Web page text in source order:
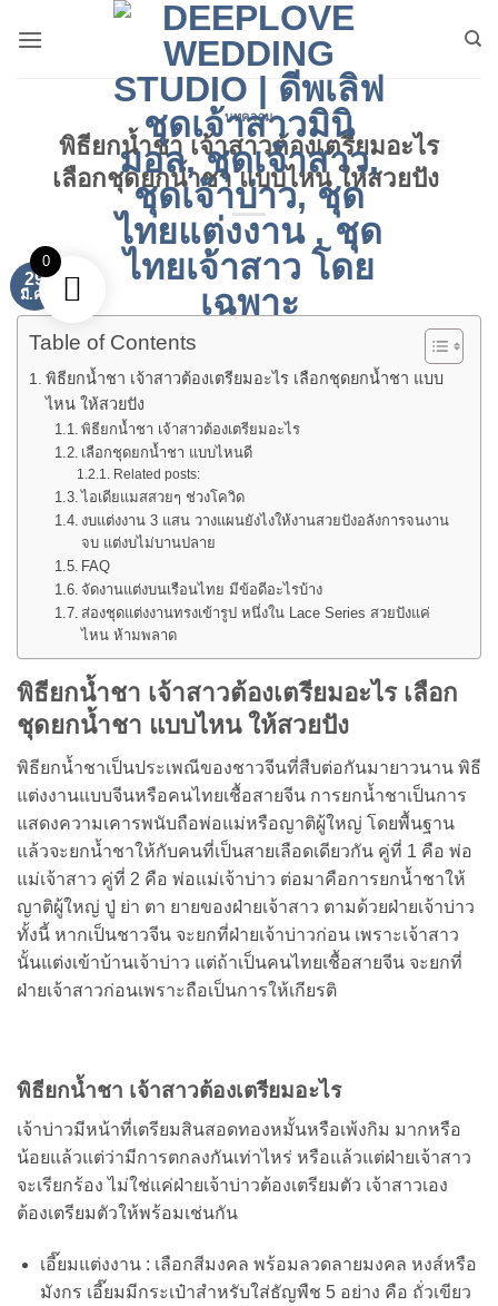
บทความ
พิธียกน้ำชา เจ้าสาวต้องเตรียมอะไร
เลือกชุดยกน้ำชา แบบไหน ให้สวยปัง
29
มี.ค.
Table of Contents
พิธียกน้ำชา เจ้าสาวต้องเตรียมอะไร เลือกชุดยกน้ำชา แบบ
ไหน ให้สวยปัง
พิธียกน้ำชา เจ้าสาวต้องเตรียมอะไร
เลือกชุดยกน้ำชา แบบไหนดี
Related posts:
ไอเดียแมสสวยๆ ช่วงโควิด
งบแต่งงาน 3 แสน วางแผนยังไงให้งานสวยปังอลังการจนงาน
จบ แต่งบไม่บานปลาย
FAQ
จัดงานแต่งบนเรือนไทย มีข้อดีอะไรบ้าง
ส่องชุดแต่งงานทรงเข้ารูป หนึ่งใน Lace Series สวยปังแค่
ไหน ห้ามพลาด
พิธียกน้ำชา เจ้าสาวต้องเตรียมอะไร เลือก
ชุดยกน้ำชา แบบไหน ให้สวยปัง
พิธียกน้ำชาเป็นประเพณีของชาวจีนที่สืบต่อกันมายาวนาน พิธี
แต่งงานแบบจีนหรือคนไทยเชื้อสายจีน การยกน้ำชาเป็นการ
แสดงความเคารพนับถือพ่อแม่หรือญาติผู้ใหญ่ โดยพื้นฐาน
แล้วจะยกน้ำชาให้กับคนที่เป็นสายเลือดเดียวกัน คู่ที่ 1 คือ พ่อ
แม่เจ้าสาว คู่ที่ 2 คือ พ่อแม่เจ้าบ่าว ต่อมาคือการยกน้ำชาให้
ญาติผู้ใหญ่ ปู่ ย่า ตา ยายของฝ่ายเจ้าสาว ตามด้วยฝ่ายเจ้าบ่าว
ทั้งนี้ หากเป็นชาวจีน จะยกที่ฝ่ายเจ้าบ่าวก่อน เพราะเจ้าสาว
นั้นแต่งเข้าบ้านเจ้าบ่าว แต่ถ้าเป็นคนไทยเชื้อสายจีน จะยกที่
ฝ่ายเจ้าสาวก่อนเพราะถือเป็นการให้เกียรติ
พิธียกน้ำชา เจ้าสาวต้องเตรียมอะไร
เจ้าบ่าวมีหน้าที่เตรียมสินสอดทองหมั้นหรือเพ้งกิม มากหรือ
น้อยแล้วแต่ว่ามีการตกลงกันเท่าไหร่ หรือแล้วแต่ฝ่ายเจ้าสาว
จะเรียกร้อง ไม่ใช่แค่ฝ่ายเจ้าบ่าวต้องเตรียมตัว เจ้าสาวเอง
ต้องเตรียมตัวให้พร้อมเช่นกัน
เอี๊ยมแต่งงาน : เลือกสีมงคล พร้อมลวดลายมงคล หงส์หรือ
มังกร เอี๊ยมมีกระเป๋าสำหรับใส่ธัญพืช 5 อย่าง คือ ถั่วเขียว
0